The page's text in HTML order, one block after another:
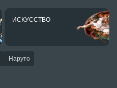
ИСКУССТВО
Наруто